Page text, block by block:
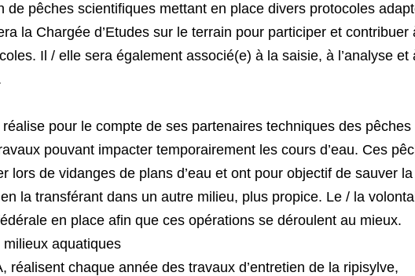
de pêches scientifiques mettant en place divers protocoles
la Chargée d’Etudes sur le terrain pour participer et contribuer
Il / elle sera également associé(e) à la saisie, à l’analyse et
pour le compte de ses partenaires techniques des pêches
pouvant impacter temporairement les cours d’eau. Ces
lors de vidanges de plans d’eau et ont pour objectif de sauver la
la transférant dans un autre milieu, plus propice. Le / la
en place afin que ces opérations se déroulent au mieux.
aquatiques
réalisent chaque année des travaux d’entretien de la ripisylve,